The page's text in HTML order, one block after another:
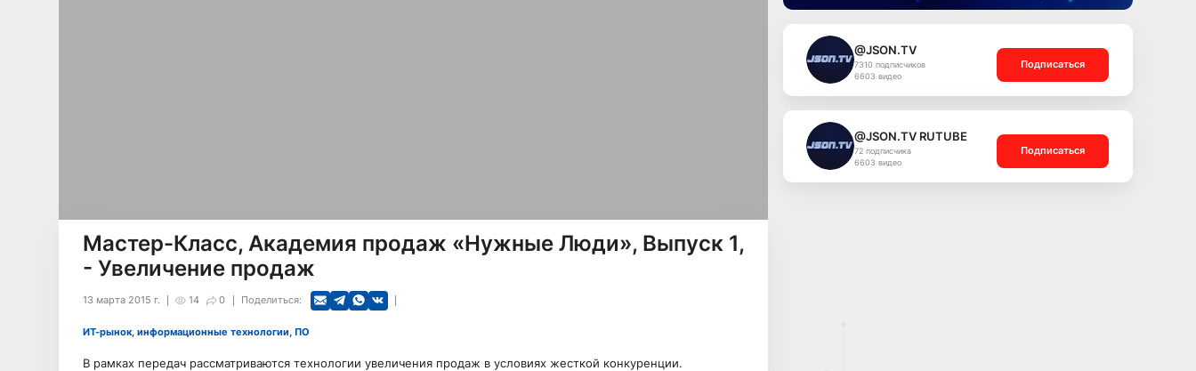
Мастер-Класс, Академия продаж «Нужные Люди», Выпуск 1,
- Увеличение продаж
14 0
13 марта 2015 г. Поделиться:
ИТ-рынок, информационные технологии, ПО
В рамках передач рассматриваются технологии увеличения продаж в условиях жесткой конкуренции.
@JSON.TV
7310 подписчиков
6603 видео
Подписаться
@JSON.TV RUTUBE
72 подписчика
6603 видео
Подписаться